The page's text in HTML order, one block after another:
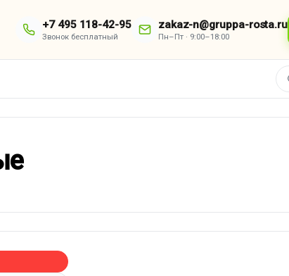
+7 495 118-42-95
Звонок бесплатный
zakaz-n@gruppa-rosta.ru
Пн–Пт · 9:00–18:00